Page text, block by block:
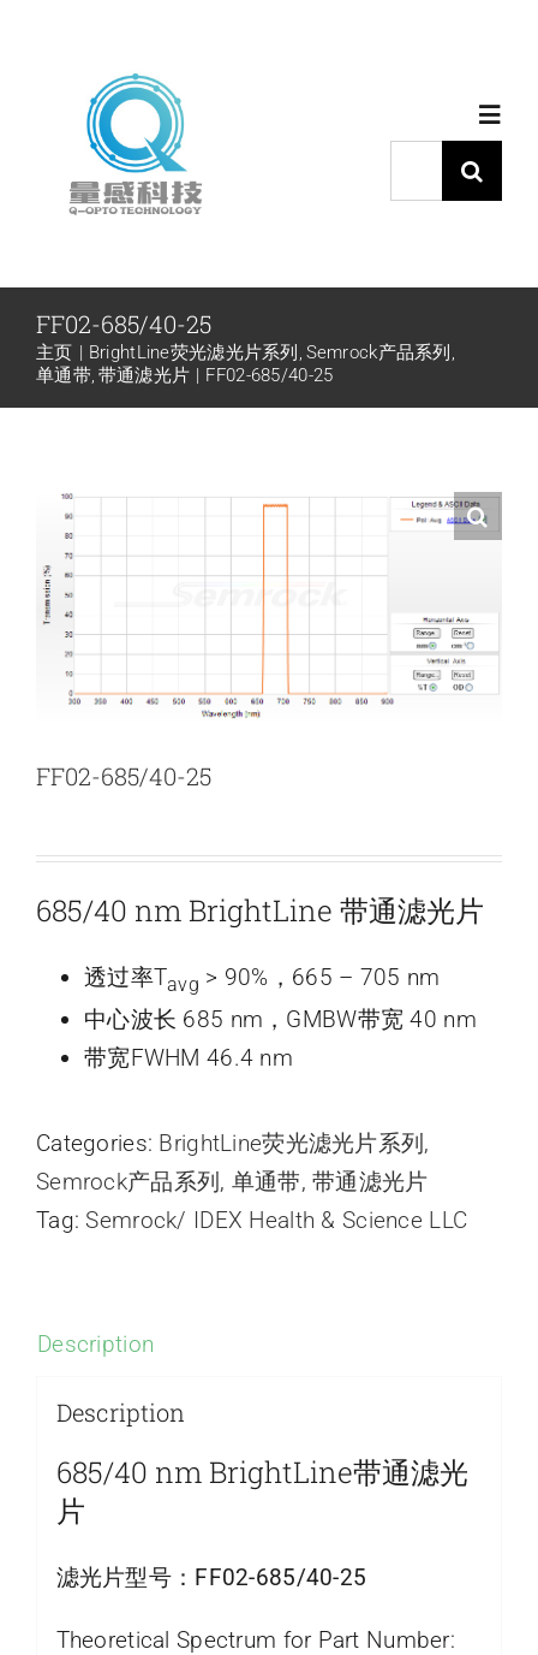
产品中心
代理品牌
下载中心
新闻和活动
关于量感
联系我们
索：
FF02-685/40-25
主页 BrightLine荧光滤光片系列
Semrock产品系列
单通带 带通滤光片 FF02-685/40-25
FF02-685/40-25
685/40 nm BrightLine 带通滤光片
透过率Tavg > 90%，665 – 705 nm
中心波长 685 nm，GMBW带宽 40 nm
带宽FWHM 46.4 nm
Categories: BrightLine荧光滤光片系列 ,
Semrock产品系列 , 单通带,带通滤光片
Tag:Semrock/ IDEX Health & Science LLC
Description
Description
685/40 nm BrightLine带通滤光
片
滤光片型号： FF02-685/40-25
Theoretical Spectrum for Part Number: